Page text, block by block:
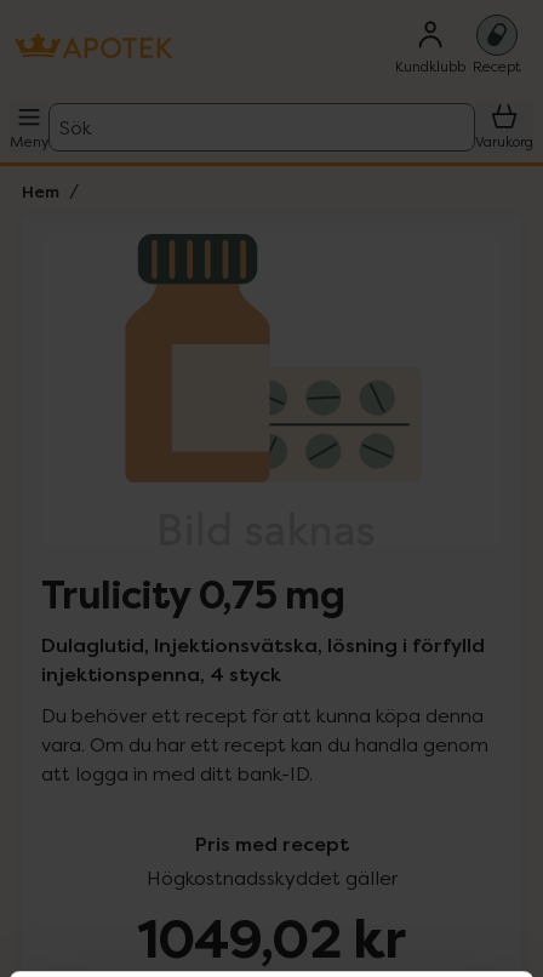
Kundklubb Recept
Meny
Sök
Varukorg
Hem
Lista: . Innehåller 1 objekt.
Trulicity 0,75 mg
Dulaglutid, Injektionsvätska, lösning i förfylld
injektionspenna, 4 styck
Du behöver ett recept för att kunna köpa denna
vara. Om du har ett recept kan du handla genom
att logga in med ditt bank-ID.
Pris med recept
Högkostnadsskyddet gäller
1049,02 kr